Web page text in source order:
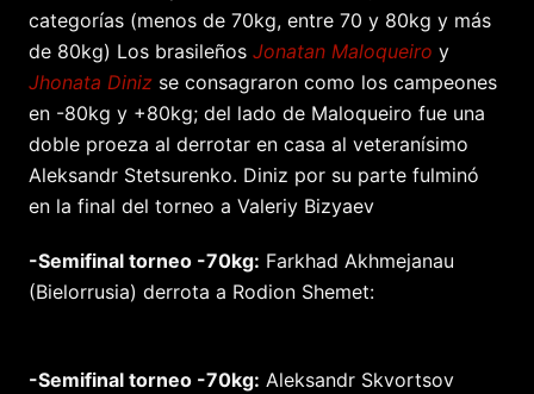
categorías (menos de 70kg, entre 70 y 80kg y más
de 80kg) Los brasileños Jonatan Maloqueiro y
Jhonata Diniz se consagraron como los campeones
en -80kg y +80kg; del lado de Maloqueiro fue una
doble proeza al derrotar en casa al veteranísimo
Aleksandr Stetsurenko. Diniz por su parte fulminó
en la final del torneo a Valeriy Bizyaev
-Semifinal torneo -70kg: Farkhad Akhmejanau
(Bielorrusia) derrota a Rodion Shemet:
-Semifinal torneo -70kg: Aleksandr Skvortsov